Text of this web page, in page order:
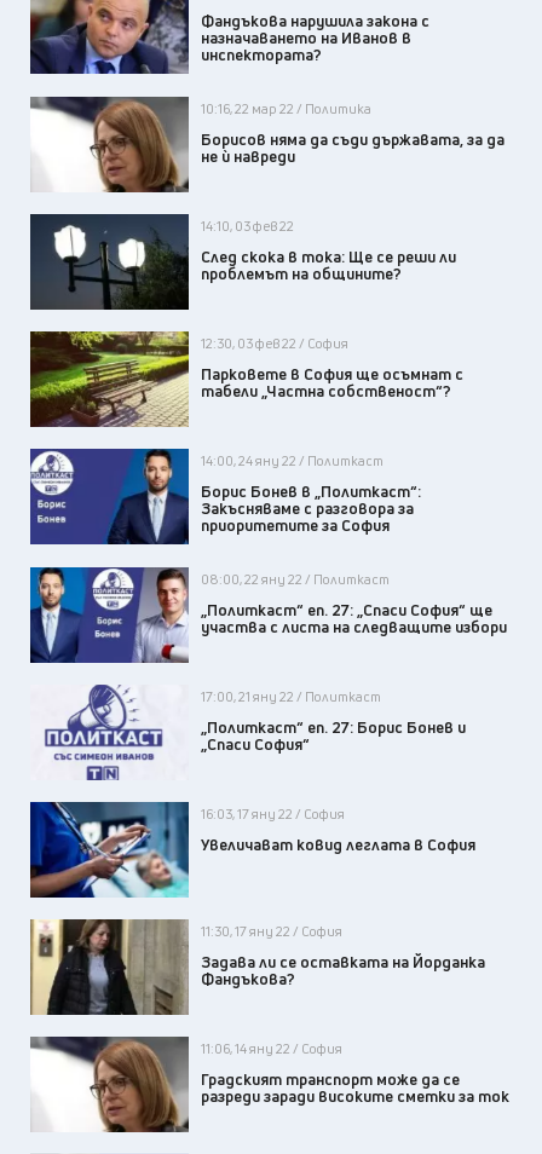
Фандъкова нарушила закона с
назначаването на Иванов в
инспектората?
10:16, 22 мар 22 / Политика
Борисов няма да съди държавата, за да
не ѝ навреди
14:10, 03 фев 22
След скока в тока: Ще се реши ли
проблемът на общините?
12:30, 03 фев 22 / София
Парковете в София ще осъмнат с
табели „Частна собственост“?
14:00, 24 яну 22 / Политкаст
Борис Бонев в „Политкаст“:
Закъсняваме с разговора за
приоритетите за София
08:00, 22 яну 22 / Политкаст
„Политкаст“ еп. 27: „Спаси София“ ще
участва с листа на следващите избори
17:00, 21 яну 22 / Политкаст
„Политкаст“ еп. 27: Борис Бонев и
„Спаси София“
16:03, 17 яну 22 / София
Увеличават ковид леглата в София
11:30, 17 яну 22 / София
Задава ли се оставката на Йорданка
Фандъкова?
11:06, 14 яну 22 / София
Градският транспорт може да се
разреди заради високите сметки за ток